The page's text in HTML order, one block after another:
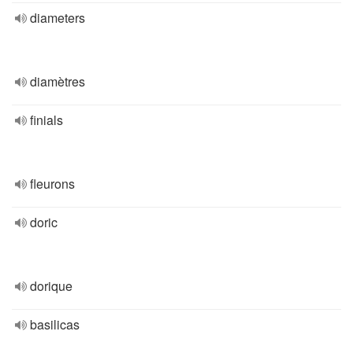
diameters
diamètres
finials
fleurons
doric
dorique
basilicas